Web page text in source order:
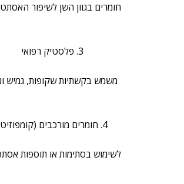
חומרים בגוון השן לשיפור
3. פלסטיק רפואי
משמש בקשתיות שקופות, גמיש
4. חומרים מורכבים (קומפוזיט)
לשימוש בסתימות או תוספות